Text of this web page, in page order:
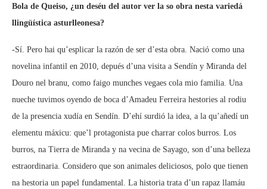
Bola de Queiso, ¿un deséu del autor ver la so obra nesta variedá
llingüística asturlleonesa?
-Sí. Pero hai qu’esplicar la razón de ser d’esta obra. Nació como una
novelina infantil en 2010, depués d’una visita a Sendín y Miranda del
Douro nel branu, como faigo munches vegaes cola mio familia. Una
nueche tuvimos oyendo de boca d’Amadeu Ferreira hestories al rodiu
de la presencia xudía en Sendín. D’ehí surdió la idea, a la qu’añedí un
elementu máxicu: que’l protagonista pue charrar colos burros. Los
burros, na Tierra de Miranda y na vecina de Sayago, son d’una belleza
estraordinaria. Considero que son animales deliciosos, polo que tienen
na hestoria un papel fundamental. La historia trata d’un rapaz llamáu